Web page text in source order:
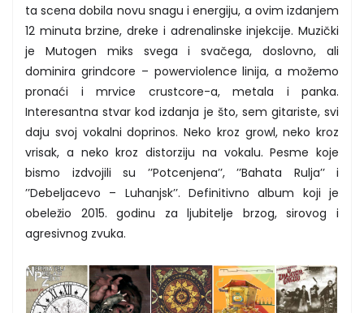
ta scena dobila novu snagu i energiju, a ovim izdanjem
12 minuta brzine, dreke i adrenalinske injekcije. Muzički
je Mutogen miks svega i svačega, doslovno, ali
dominira grindcore – powerviolence linija, a možemo
pronaći i mrvice crustcore-a, metala i panka.
Interesantna stvar kod izdanja je što, sem gitariste, svi
daju svoj vokalni doprinos. Neko kroz growl, neko kroz
vrisak, a neko kroz distorziju na vokalu. Pesme koje
bismo izdvojili su ’’Potcenjena’’, ’’Bahata Rulja’’ i
’’Debeljacevo – Luhanjsk’’. Definitivno album koji je
obeležio 2015. godinu za ljubitelje brzog, sirovog i
agresivnog zvuka.